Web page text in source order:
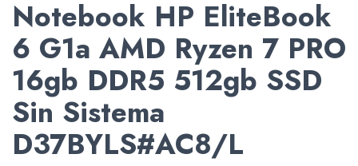
Notebook HP EliteBook
6 G1a AMD Ryzen 7 PRO
16gb DDR5 512gb SSD
Sin Sistema
D37BYLS#AC8/L